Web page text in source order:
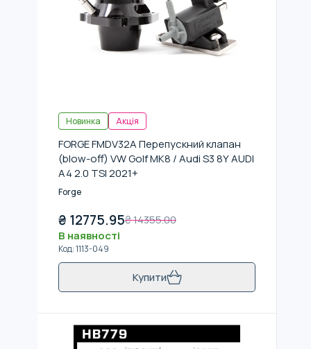
Новинка Акція
FORGE FMDV32A Перепускний клапан
(blow-off) VW Golf MK8 / Audi S3 8Y AUDI
A4 2.0 TSI 2021+
Forge
₴ 12775.95₴14355.00
В наявності
Код:1113-049
Купити